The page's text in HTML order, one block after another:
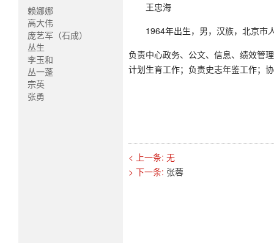
赖娜娜
高大伟
庞艺军（石成）
丛生
李玉和
丛一蓬
宗英
张勇
王忠海
1964年出生，男，汉族，北京市
负责中心政务、公文、信息、绩效管
计划生育工作；负责史志年鉴工作；
< 上一条: 无
> 下一条: 张蓉